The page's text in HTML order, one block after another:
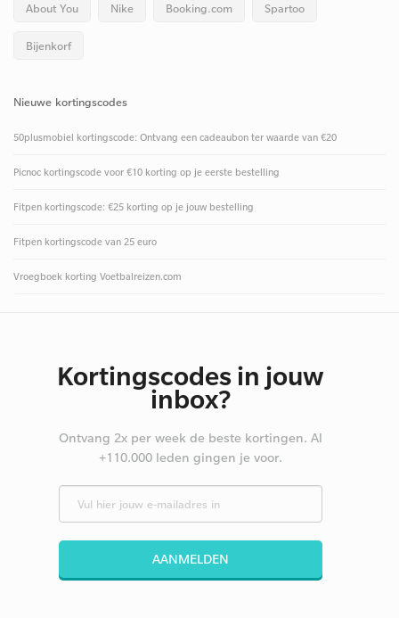
About You Nike Booking.com Spartoo
Bijenkorf
Nieuwe kortingscodes
50plusmobiel kortingscode: Ontvang een cadeaubon ter waarde van €20
Picnoc kortingscode voor €10 korting op je eerste bestelling
Fitpen kortingscode: €25 korting op je jouw bestelling
Fitpen kortingscode van 25 euro
Vroegboek korting Voetbalreizen.com
Kortingscodes in jouw
inbox?
Ontvang 2x per week de beste kortingen. Al
+110.000 leden gingen je voor.
AANMELDEN